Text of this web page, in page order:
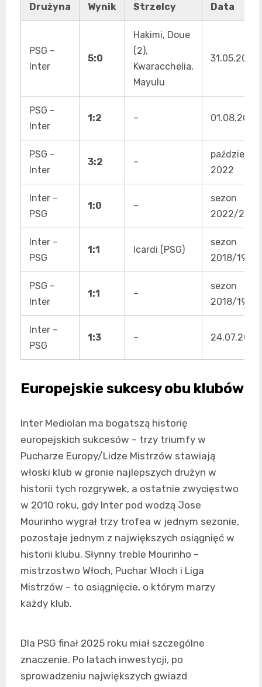
Drużyna Wynik Strzelcy Data
PSG –
Inter
5:0
Hakimi, Doue
(2),
Kwaracchelia,
Mayulu
31.05.2025
PSG –
Inter
1:2 – 01.08.2023
PSG –
Inter
3:2 –
październik
2022
Inter –
PSG
1:0 –
sezon
2022/23
Inter –
PSG
1:1 Icardi (PSG)
sezon
2018/19
PSG –
Inter
1:1 –
sezon
2018/19
Inter –
PSG
1:3 – 24.07.2016
Europejskie sukcesy obu klubów
Inter Mediolan ma bogatszą historię
europejskich sukcesów – trzy triumfy w
Pucharze Europy/Lidze Mistrzów stawiają
włoski klub w gronie najlepszych drużyn w
historii tych rozgrywek, a ostatnie zwycięstwo
w 2010 roku, gdy Inter pod wodzą Jose
Mourinho wygrał trzy trofea w jednym sezonie,
pozostaje jednym z największych osiągnięć w
historii klubu. Słynny treble Mourinho –
mistrzostwo Włoch, Puchar Włoch i Liga
Mistrzów – to osiągnięcie, o którym marzy
każdy klub.
Dla PSG finał 2025 roku miał szczególne
znaczenie. Po latach inwestycji, po
sprowadzeniu największych gwiazd